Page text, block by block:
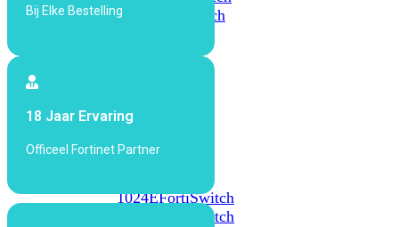
648F
FortiSwitch
1000
Series
1024EFortiSwitch
FortiSwitch
Bij Elke Bestelling
18 Jaar Ervaring
Officeel Fortinet Partner